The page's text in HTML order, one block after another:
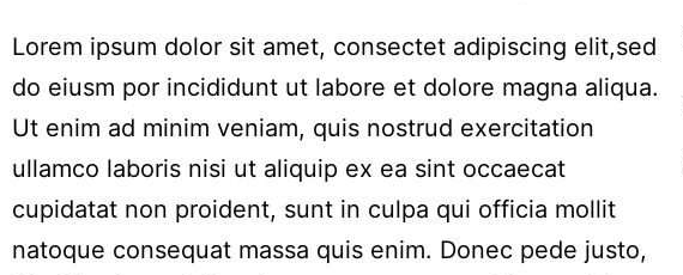
Lorem ipsum dolor sit amet, consectet adipiscing elit,sed
do eiusm por incididunt ut labore et dolore magna aliqua.
Ut enim ad minim veniam, quis nostrud exercitation
ullamco laboris nisi ut aliquip ex ea sint occaecat
cupidatat non proident, sunt in culpa qui officia mollit
natoque consequat massa quis enim. Donec pede justo,